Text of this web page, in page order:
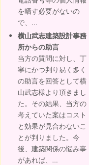
を晒す必要がないの
で、...
横山武志建築設計事務
所からの助言
当方の質問に対し、丁
寧にかつ判り易く多く
の助言を回答として横
山武志様より頂きまし
た。その結果、当方の
考えていた案はコスト
と効果が見合わないこ
とが判りました。今
後、建築関係の悩み事
があれば、...